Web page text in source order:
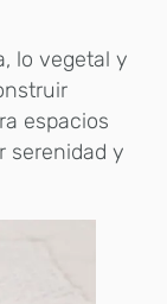
lo vegetal y
espacios
serenidad y